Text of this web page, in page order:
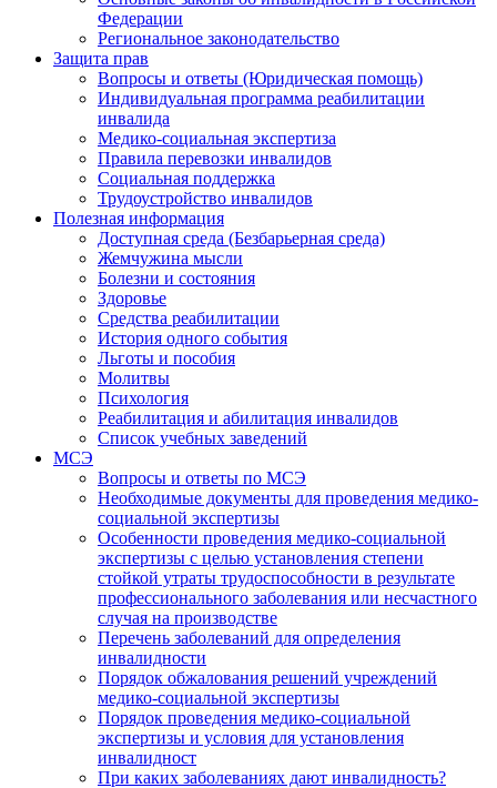
Федерации
Региональное законодательство
Защита прав
Вопросы и ответы (Юридическая помощь)
Индивидуальная программа реабилитации
инвалида
Медико-социальная экспертиза
Правила перевозки инвалидов
Социальная поддержка
Трудоустройство инвалидов
Полезная информация
Доступная среда (Безбарьерная среда)
Жемчужина мысли
Болезни и состояния
Здоровье
Средства реабилитации
История одного события
Льготы и пособия
Молитвы
Психология
Реабилитация и абилитация инвалидов
Список учебных заведений
МСЭ
Вопросы и ответы по МСЭ
Необходимые документы для проведения медико-
социальной экспертизы
Особенности проведения медико-социальной
экспертизы с целью установления степени
стойкой утраты трудоспособности в результате
профессионального заболевания или несчастного
случая на производстве
Перечень заболеваний для определения
инвалидности
Порядок обжалования решений учреждений
медико-социальной экспертизы
Порядок проведения медико-социальной
экспертизы и условия для установления
инвалидност
При каких заболеваниях дают инвалидность?